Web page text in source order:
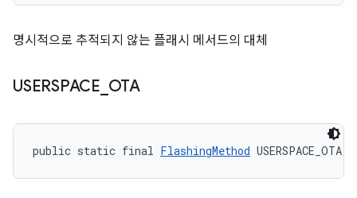
명시적으로 추적되지 않는 플래시 메서드의 대체
USERSPACE OTA
public static final FlashingMethod USERSPACE_OTA